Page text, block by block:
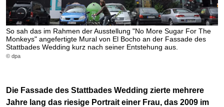
So sah das im Rahmen der Ausstellung "No More Sugar For The
Monkeys" angefertigte Mural von El Bocho an der Fassade des
Stattbades Wedding kurz nach seiner Entstehung aus.
© dpa
Die Fassade des Stattbades Wedding zierte mehrere
Jahre lang das riesige Portrait einer Frau, das 2009 im